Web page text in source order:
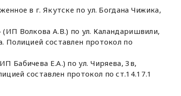
в г. Якутске по ул. Богдана Чижика,
Волкова А.В.) по ул. Каландаришвили,
Полицией составлен протокол по
Бабичева Е.А.) по ул. Чиряева, 3в,
составлен протокол по ст.14.17.1